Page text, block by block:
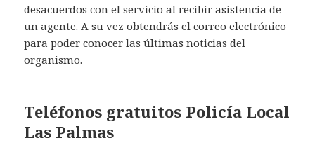
desacuerdos con el servicio al recibir asistencia de
un agente. A su vez obtendrás el correo electrónico
para poder conocer las últimas noticias del
organismo.
Teléfonos gratuitos Policía Local
Las Palmas